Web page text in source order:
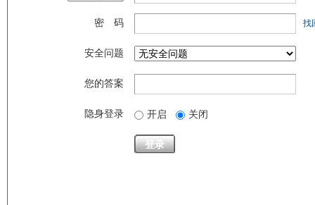
密 码 找
安全问题
您的答案
隐身登录 开启 关闭
登录